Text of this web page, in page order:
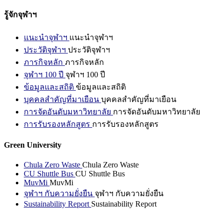
รู้จักจุฬาฯ
แนะนำจุฬาฯ แนะนำจุฬาฯ
ประวัติจุฬาฯ ประวัติจุฬาฯ
ภารกิจหลัก ภารกิจหลัก
จุฬาฯ 100 ปี จุฬาฯ 100 ปี
ข้อมูลและสถิติ ข้อมูลและสถิติ
บุคคลสำคัญที่มาเยือน บุคคลสำคัญที่มาเยือน
การจัดอันดับมหาวิทยาลัย การจัดอันดับมหาวิทยาลัย
การรับรองหลักสูตร การรับรองหลักสูตร
Green University
Chula Zero Waste Chula Zero Waste
CU Shuttle Bus CU Shuttle Bus
MuvMi MuvMi
จุฬาฯ กับความยั่งยืน จุฬาฯ กับความยั่งยืน
Sustainability Report Sustainability Report